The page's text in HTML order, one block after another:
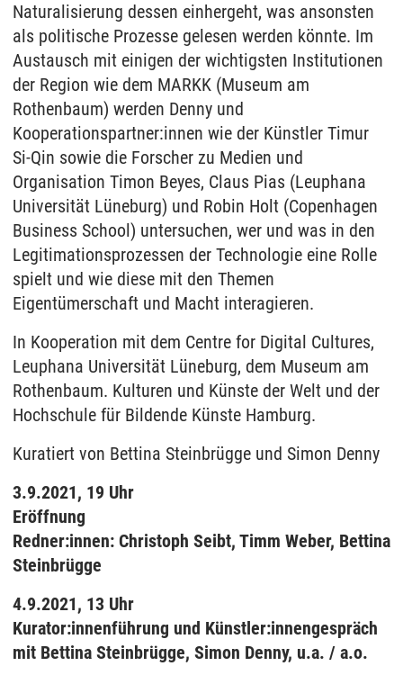
Naturalisierung dessen einhergeht, was ansonsten
als politische Prozesse gelesen werden könnte. Im
Austausch mit einigen der wichtigsten Institutionen
der Region wie dem MARKK (Museum am
Rothenbaum) werden Denny und
Kooperationspartner:innen wie der Künstler Timur
Si-Qin sowie die Forscher zu Medien und
Organisation Timon Beyes, Claus Pias (Leuphana
Universität Lüneburg) und Robin Holt (Copenhagen
Business School) untersuchen, wer und was in den
Legitimationsprozessen der Technologie eine Rolle
spielt und wie diese mit den Themen
Eigentümerschaft und Macht interagieren.
In Kooperation mit dem Centre for Digital Cultures,
Leuphana Universität Lüneburg, dem Museum am
Rothenbaum. Kulturen und Künste der Welt und der
Hochschule für Bildende Künste Hamburg.
Kuratiert von Bettina Steinbrügge und Simon Denny
3.9.2021, 19 Uhr
Eröffnung
Redner:innen: Christoph Seibt, Timm Weber, Bettina
Steinbrügge
4.9.2021, 13 Uhr
Kurator:innenführung und Künstler:innengespräch
mit Bettina Steinbrügge, Simon Denny, u.a. / a.o.